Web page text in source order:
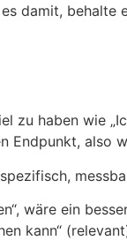
damit,
zu haben wie
Endpunkt, also
wäre ein
kann“